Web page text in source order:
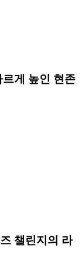
게 높인 현존
챌린지의 라